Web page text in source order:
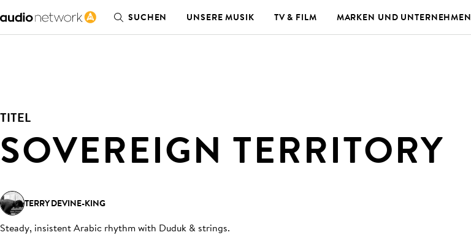
SUCHEN UNSERE MUSIK TV & FILM MARKEN UND UNTERNEHMEN
TITEL
SOVEREIGN TERRITORY
TERRY DEVINE-KING
Steady, insistent Arabic rhythm with Duduk & strings.